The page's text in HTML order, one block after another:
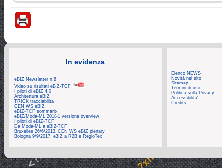
In evidenza
eBIZ Newsletter n.8
Video su risultati eBIZ-TCF
I piloti di eBIZ 4.0
Architettura eBIZ
TRICK tracciabilita
CEN WS eBIZ
eBIZ-TCF sommario
eBIZ/Moda-ML 2018-1 versione overview
I piloti di eBIZ-TCF
Da Moda-ML a eBIZ-TCF
Bruxelles 26/6/2013, CEN WS eBIZ plenary
Bologna 9/9/2017, eBIZ a R2B e RegioTex
Elenco NEWS
Novità nel sito
Sitemap
Termini di uso
Politica sulla Privacy
Accessibilita'
Credits